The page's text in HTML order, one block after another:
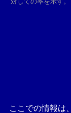
ここでの情報は